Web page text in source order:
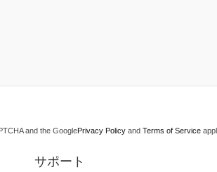
and the GooglePrivacy Policy and Terms of Service
サポート